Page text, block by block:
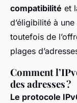
compatibilité et
d’éligibilité à
toutefois de
plages
Comment
des adresses ?
Le protocole